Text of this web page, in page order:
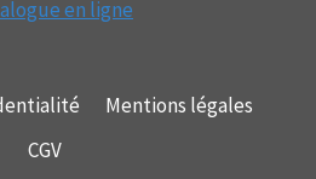
en ligne
Mentions légales
CGV